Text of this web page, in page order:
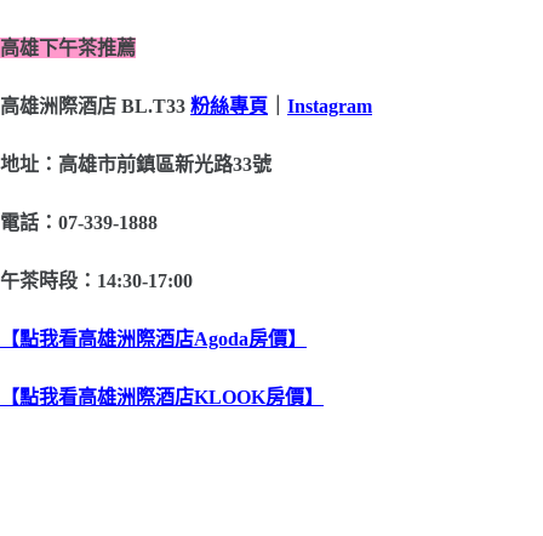
高雄下午茶推薦
高雄洲際酒店 BL.T33 粉絲專頁 Instagram
地址：高雄市前鎮區新光路33號
電話：07-339-1888
午茶時段：14:30-17:00
【點我看高雄洲際酒店Agoda房價】
【點我看高雄洲際酒店KLOOK房價】